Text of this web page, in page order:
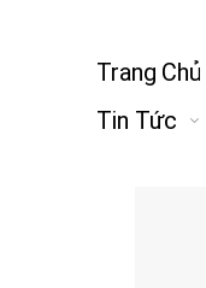
Trang Chủ
Tin Tức